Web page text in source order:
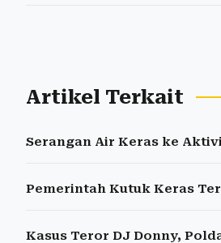
Artikel Terkait
Serangan Air Keras ke
Pemerintah Kutuk Keras
Kasus Teror DJ Donny,